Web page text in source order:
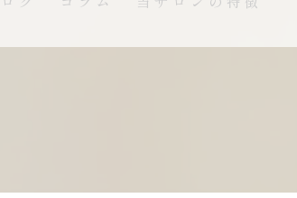
骨盤底筋